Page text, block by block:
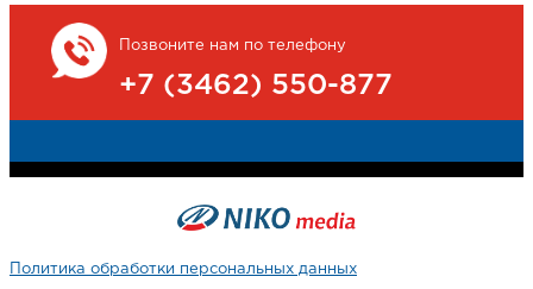
Позвоните нам по телефону
+7 (3462) 550-877
Политика обработки персональных данных